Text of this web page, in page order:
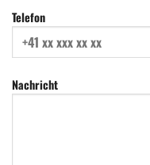
Telefon
Nachricht